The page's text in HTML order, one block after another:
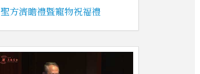
聖方濟瞻禮暨寵物祝福禮